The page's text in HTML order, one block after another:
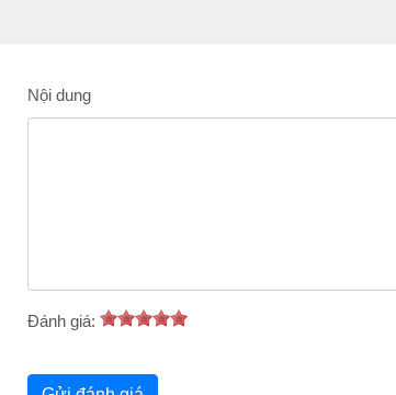
Nội dung
Đánh giá: